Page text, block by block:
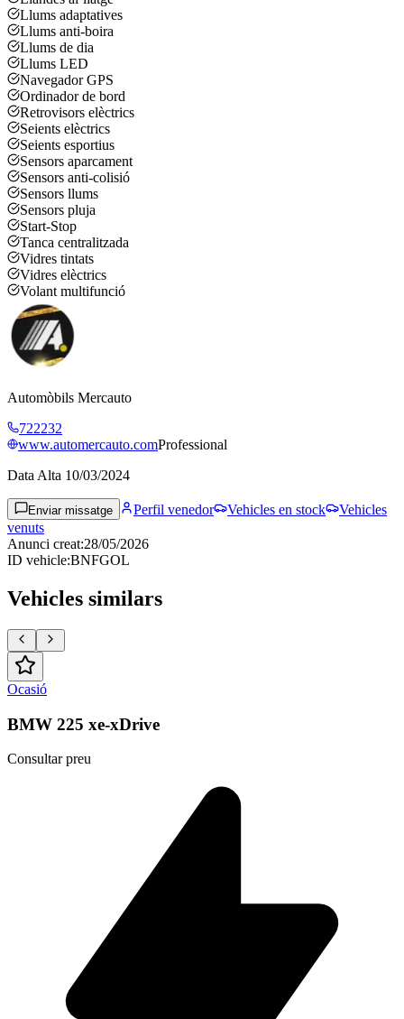
Llums adaptatives
Llums anti-boira
Llums de dia
Llums LED
Navegador GPS
Ordinador de bord
Retrovisors elèctrics
Seients elèctrics
Seients esportius
Sensors aparcament
Sensors anti-colisió
Sensors llums
Sensors pluja
Start-Stop
Tanca centralitzada
Vidres tintats
Vidres elèctrics
Volant multifunció
Automòbils Mercauto
722232
www.automercauto.comProfessional
Data Alta 10/03/2024
Enviar missatge Perfil venedor Vehicles en stock
Vehicles
venuts
Anunci creat:28/05/2026
ID vehicle:BNFGOL
Vehicles similars
Ocasió
BMW 225 xe-xDrive
Consultar preu